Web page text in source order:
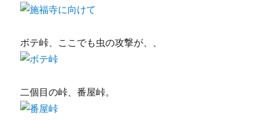
ボテ峠、ここでも虫の攻撃が、、
二個目の峠、番屋峠。